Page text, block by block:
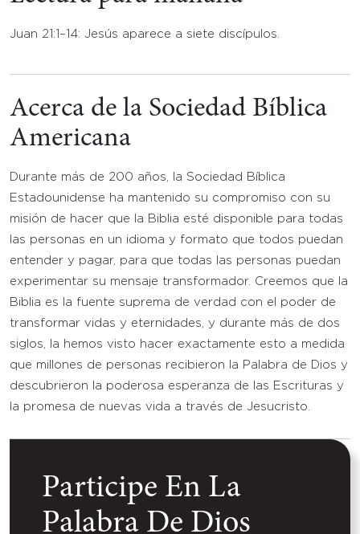
Juan 21:1–14: Jesús aparece a siete discípulos.
Acerca de la Sociedad Bíblica
Americana
Durante más de 200 años, la Sociedad Bíblica
Estadounidense ha mantenido su compromiso con su
misión de hacer que la Biblia esté disponible para todas
las personas en un idioma y formato que todos puedan
entender y pagar, para que todas las personas puedan
experimentar su mensaje transformador. Creemos que la
Biblia es la fuente suprema de verdad con el poder de
transformar vidas y eternidades, y durante más de dos
siglos, la hemos visto hacer exactamente esto a medida
que millones de personas recibieron la Palabra de Dios y
descubrieron la poderosa esperanza de las Escrituras y
la promesa de nuevas vida a través de Jesucristo.
Participe En La
Palabra De Dios